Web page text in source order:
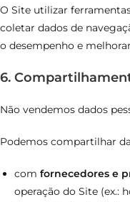
O Site utilizar
coletar dados de
o desempenho e
6.
Não vendemos dados
Podemos compartilhar
com fornecedores e
operação do Site (ex.: